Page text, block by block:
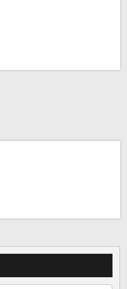
ック！